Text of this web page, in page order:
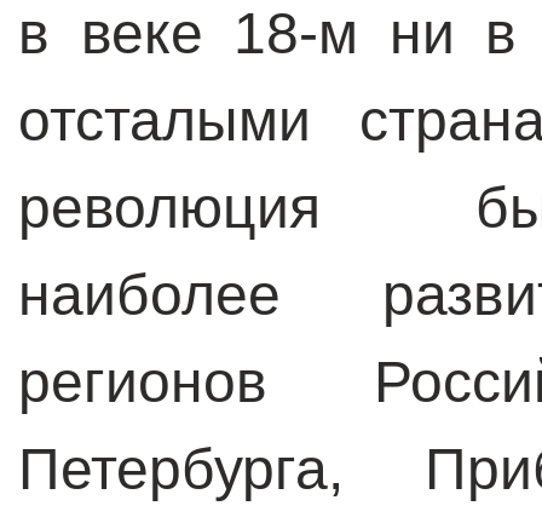
в веке 18-м ни в
отсталыми
революция
наиболее
регионов
Петербурга,